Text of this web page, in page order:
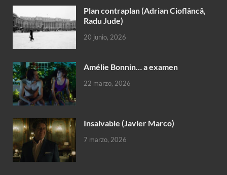
Plan contraplan (Adrian Cioflâncã,
Radu Jude)
20 junio, 2026
Amélie Bonnin… a examen
22 marzo, 2026
Insalvable (Javier Marco)
7 marzo, 2026